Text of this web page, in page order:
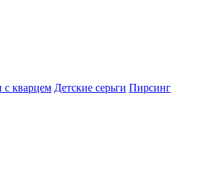
с кварцем Детские серьги Пирсинг